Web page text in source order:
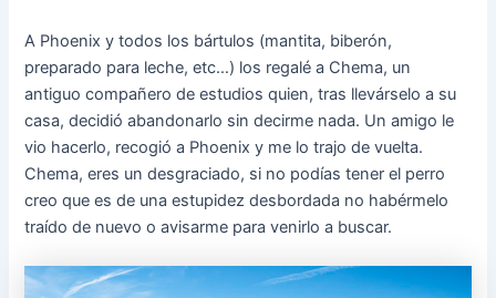
A Phoenix y todos los bártulos (mantita, biberón,
preparado para leche, etc…) los regalé a Chema, un
antiguo compañero de estudios quien, tras llevárselo a su
casa, decidió abandonarlo sin decirme nada. Un amigo le
vio hacerlo, recogió a Phoenix y me lo trajo de vuelta.
Chema, eres un desgraciado, si no podías tener el perro
creo que es de una estupidez desbordada no habérmelo
traído de nuevo o avisarme para venirlo a buscar.